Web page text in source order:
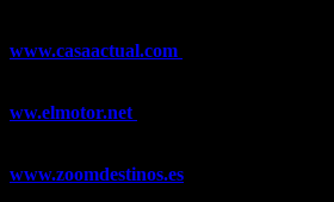
www.casaactual.com
ww.elmotor.net
www.zoomdestinos.es